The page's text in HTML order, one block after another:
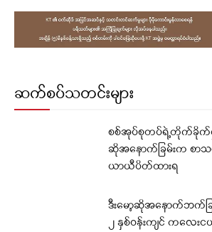
ဆက်စပ်သတင်းများ
စစ်အုပ်စုတပ်ရဲ့တိုက်ခိုက်မှု
ဆိုအနောက်ခြမ်းက စာသ
ယာယီပိတ်ထားရ
ဒီးမော့ဆိုအနောက်ဘက်ခြ
၂ နှစ်ဝန်းကျင် ကလေ